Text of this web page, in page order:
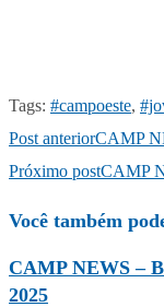
Tags: #campoeste,
Post anteriorCAMP
Próximo postCAMP
Você também
CAMP NEWS –
2025